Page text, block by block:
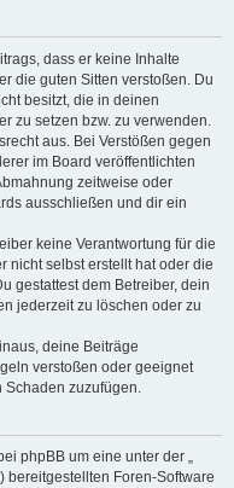
dass er keine Inhalte
die guten Sitten verstoßen. Du
besitzt, die in deinen
zu setzen bzw. zu verwenden.
aus. Bei Verstößen gegen
im Board veröffentlichten
zeitweise oder
ausschließen und dir ein
keine Verantwortung für die
nicht selbst erstellt hat oder die
gestattest dem Betreiber, dein
jederzeit zu löschen oder zu
deine Beiträge
verstoßen oder geeignet
zuzufügen.
phpBB um eine unter der „
bereitgestellten Foren-Software